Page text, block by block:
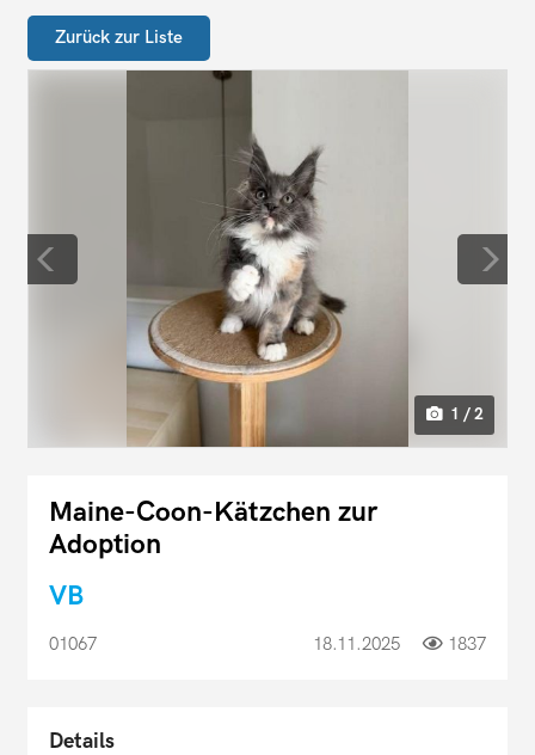
Zurück zur Liste
1 / 2
Maine-Coon-Kätzchen zur
Adoption
VB
01067 18.11.2025 1837
Details